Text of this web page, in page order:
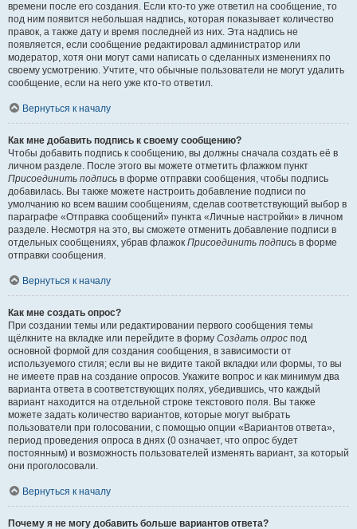
времени после его создания. Если кто-то уже ответил на сообщение, то
под ним появится небольшая надпись, которая показывает количество
правок, а также дату и время последней из них. Эта надпись не
появляется, если сообщение редактировал администратор или
модератор, хотя они могут сами написать о сделанных изменениях по
своему усмотрению. Учтите, что обычные пользователи не могут удалить
сообщение, если на него уже кто-то ответил.
Вернуться к началу
Как мне добавить подпись к своему сообщению?
Чтобы добавить подпись к сообщению, вы должны сначала создать её в
личном разделе. После этого вы можете отметить флажком пункт
Присоединить подпись в форме отправки сообщения, чтобы подпись
добавилась. Вы также можете настроить добавление подписи по
умолчанию ко всем вашим сообщениям, сделав соответствующий выбор в
параграфе «Отправка сообщений» пункта «Личные настройки» в личном
разделе. Несмотря на это, вы сможете отменить добавление подписи в
отдельных сообщениях, убрав флажок Присоединить подпись в форме
отправки сообщения.
Вернуться к началу
Как мне создать опрос?
При создании темы или редактировании первого сообщения темы
щёлкните на вкладке или перейдите в форму Создать опрос под
основной формой для создания сообщения, в зависимости от
используемого стиля; если вы не видите такой вкладки или формы, то вы
не имеете прав на создание опросов. Укажите вопрос и как минимум два
варианта ответа в соответствующих полях, убедившись, что каждый
вариант находится на отдельной строке текстового поля. Вы также
можете задать количество вариантов, которые могут выбрать
пользователи при голосовании, с помощью опции «Вариантов ответа»,
период проведения опроса в днях (0 означает, что опрос будет
постоянным) и возможность пользователей изменять вариант, за который
они проголосовали.
Вернуться к началу
Почему я не могу добавить больше вариантов ответа?